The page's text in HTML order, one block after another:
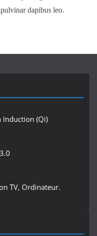
dapibus leo.
Induction (Qi)
TV, Ordinateur.